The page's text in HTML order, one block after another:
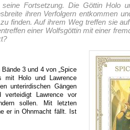
Fortsetzung. Die Göttin Holo
ihren Verfolgern entkommen
finden. Auf ihrem Weg treffen sie
einer Wolfsgöttin mit einer
3 und 4 von „Spice
mit Holo und Lawrence
unterirdischen Gängen
Lawrence vor
sollen. Mit letzten
er in Ohnmacht fällt. Ist